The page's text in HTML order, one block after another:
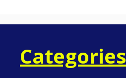
Categories